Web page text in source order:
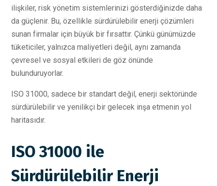
ilişkiler, risk yönetim sistemlerinizi gösterdiğinizde daha
da güçlenir. Bu, özellikle sürdürülebilir enerji çözümleri
sunan firmalar için büyük bir fırsattır. Çünkü günümüzde
tüketiciler, yalnızca maliyetleri değil, aynı zamanda
çevresel ve sosyal etkileri de göz önünde
bulunduruyorlar.
ISO 31000, sadece bir standart değil, enerji sektöründe
sürdürülebilir ve yenilikçi bir gelecek inşa etmenin yol
haritasıdır.
ISO 31000 ile
Sürdürülebilir Enerji